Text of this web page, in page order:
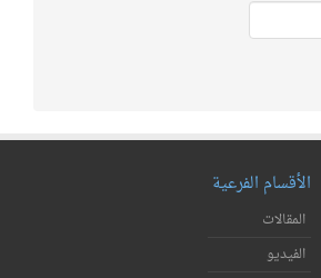
الأقسام الفرعية
المقالات
الفيديو